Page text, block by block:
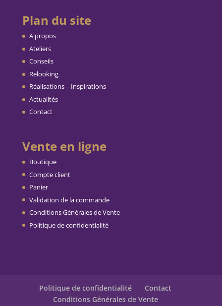
Plan du site
A propos
Ateliers
Conseils
Relooking
Réalisations – Inspirations
Actualités
Contact
Vente en ligne
Boutique
Compte client
Panier
Validation de la commande
Conditions Générales de Vente
Politique de confidentialité
Politique de confidentialité
Contact
Conditions Générales de Vente